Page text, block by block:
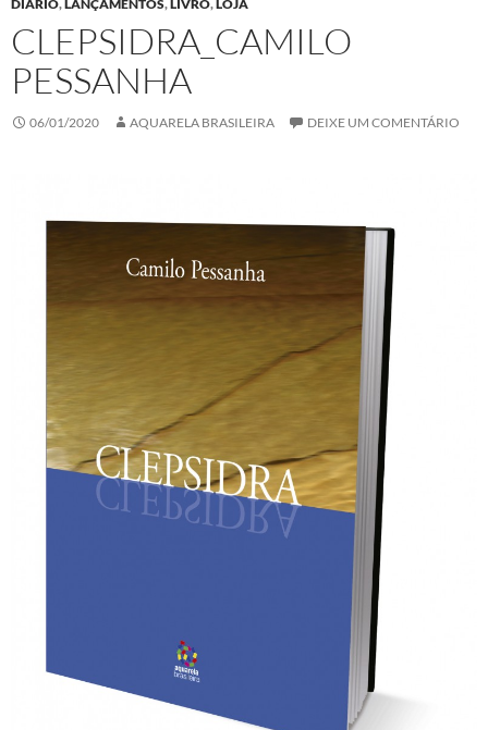
DIÁRIO, LANÇAMENTOS, LIVRO, LOJA
CLEPSIDRA_CAMILO
PESSANHA
06/01/2020 AQUARELA BRASILEIRA DEIXE UM COMENTÁRIO